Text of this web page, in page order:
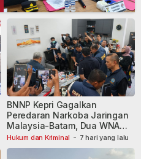
Hukum dan Kriminal - 7 hari yang lalu
BNNP Kepri Gagalkan
Peredaran Narkoba Jaringan
Malaysia-Batam, Dua WNA
Masih Diburu